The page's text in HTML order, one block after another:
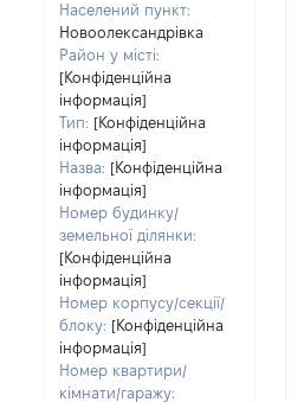
Населений пункт:
Новоолександрівка
Район у місті:
[Конфіденційна
інформація]
Тип: [Конфіденційна
інформація]
Назва: [Конфіденційна
інформація]
Номер будинку/
земельної ділянки:
[Конфіденційна
інформація]
Номер корпусу/секції/
блоку: [Конфіденційна
інформація]
Номер квартири/
кімнати/гаражу: